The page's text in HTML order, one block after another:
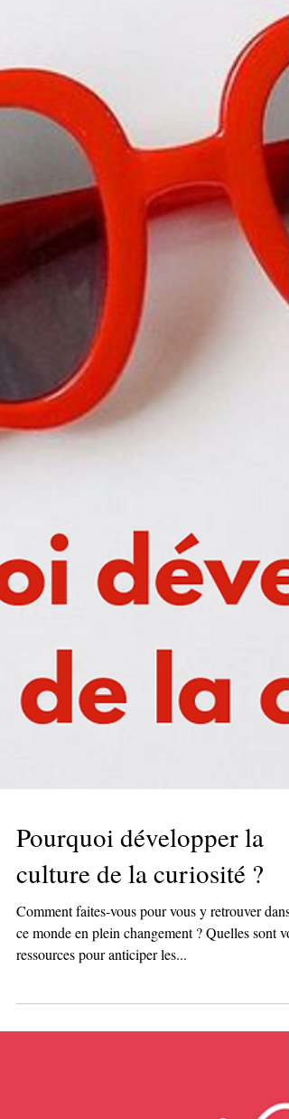
Pourquoi développer la
culture de la curiosité ?